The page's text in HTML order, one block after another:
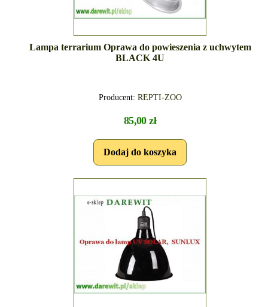
Lampa terrarium Oprawa do powieszenia z uchwytem
BLACK 4U
Producent: REPTI-ZOO
85,00 zł